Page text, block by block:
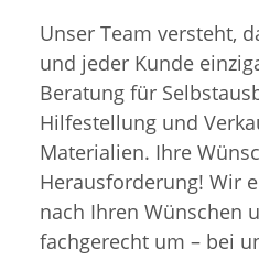
Unser Team versteht,
und jeder Kunde
Beratung für
Hilfestellung und
Materialien. Ihre
Herausforderung! Wir
nach Ihren Wünschen
fachgerecht um – bei